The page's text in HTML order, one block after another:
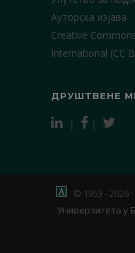
Ауторска изјава
Creative
International (CC
ДРУШТВЕНЕ
| |
© 1953 - 2026 ·
Универзитета у